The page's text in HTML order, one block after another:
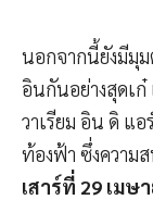
นอกจากนี้ยังมีมุม
อินกันอย่างสุดเ
วาเรียม อิน ดิ แ
ท้องฟ้า ซึ่งควา
เสาร์ที่ 29 เมษ